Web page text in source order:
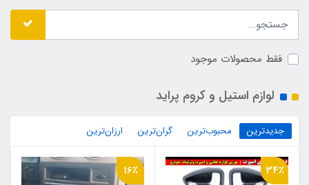
فقط محصولات موجود
لوازم استیل و کروم پراید
جدیدترین محبوب‌ترین گران‌ترین ارزان‌ترین
34٪ 16٪